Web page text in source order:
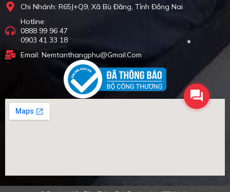
Chi Nhánh: R65J+Q9, Xã Bù Đăng, Tỉnh Đồng Nai
Hotline:
0888 99 96 47
0903 41 33 18
Email: Nemtanthangphu@gmail.com